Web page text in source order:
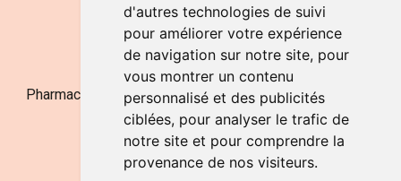
d'autres technologies de suivi
pour améliorer votre expérience
de navigation sur notre site, pour
vous montrer un contenu
personnalisé et des publicités
ciblées, pour analyser le trafic de
notre site et pour comprendre la
provenance de nos visiteurs.
NOUS CONTACTER
Pharmacie Jufarma - Fatima Abachra - APB 521704 - N°
Entreprise BE0882-700-592